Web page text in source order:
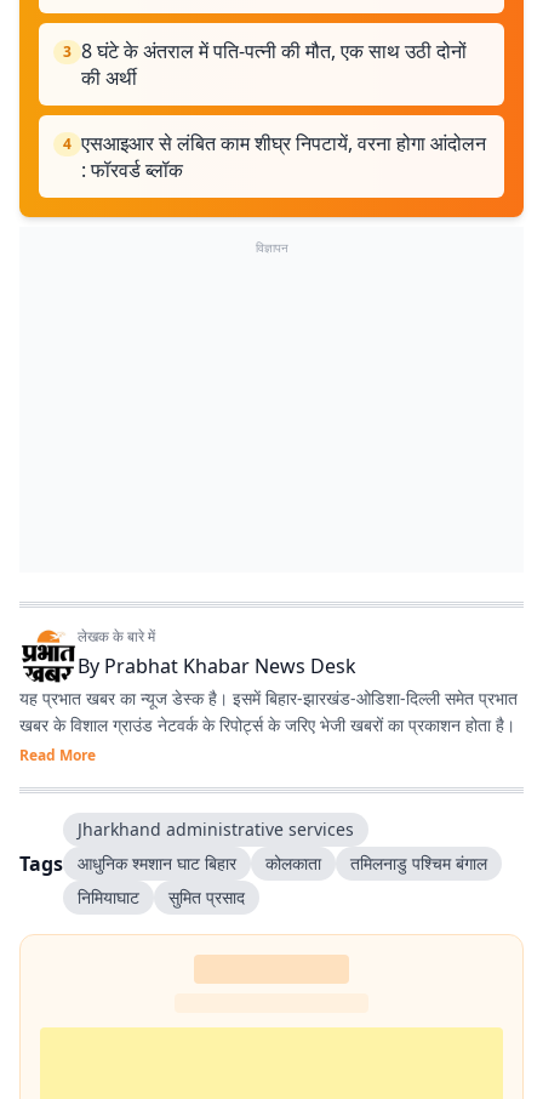
3 8 घंटे के अंतराल में पति-पत्नी की मौत, एक साथ उठी दोनों
की अर्थी
4 एसआइआर से लंबित काम शीघ्र निपटायें, वरना होगा आंदोलन
: फॉरवर्ड ब्लॉक
विज्ञापन
लेखक के बारे में
By Prabhat Khabar News Desk
यह प्रभात खबर का न्यूज डेस्क है। इसमें बिहार-झारखंड-ओडिशा-दिल्‍ली समेत प्रभात
खबर के विशाल ग्राउंड नेटवर्क के रिपोर्ट्स के जरिए भेजी खबरों का प्रकाशन होता है।
Read More
Tags
Jharkhand administrative services
आधुनिक श्मशान घाट बिहार
कोलकाता
तमिलनाडु पश्चिम बंगाल
निमियाघाट
सुमित प्रसाद